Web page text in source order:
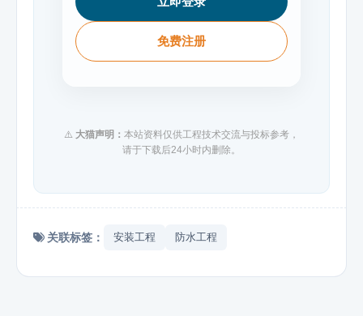
免费注册
⚠️ 大猫声明： 本站资料仅供工程技术交流与投标参考，
请于下载后24小时内删除。
关联标签： 安装工程 防水工程